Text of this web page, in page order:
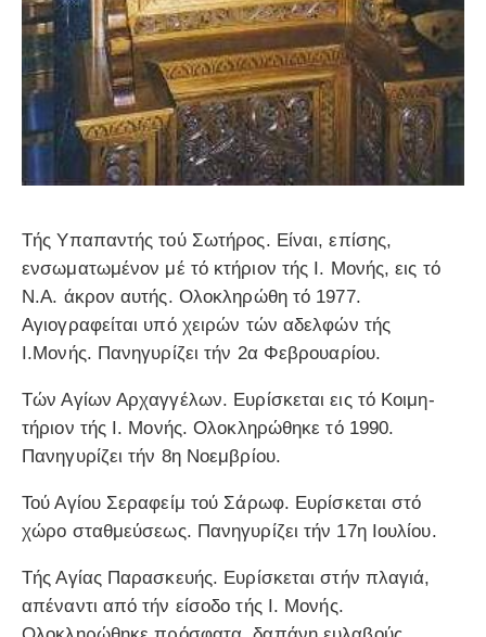
Τής Υπαπαντής τού Σωτήρος. Είναι, επίσης,
ενσωματωμένον μέ τό κτήριον τής Ι. Μονής, εις τό
Ν.Α. άκρον αυτής. Ολοκληρώθη τό 1977.
Αγιογραφείται υπό χειρών τών αδελφών τής
Ι.Μονής. Πανηγυρίζει τήν 2α Φεβρουαρίου.
Τών Αγίων Αρχαγγέλων. Ευρίσκεται εις τό Κοιμη­
τήριον τής Ι. Μονής. Ολοκληρώθηκε τό 1990.
Πανηγυρίζει τήν 8η Νοεμβρίου.
Τού Αγίου Σεραφείμ τού Σάρωφ. Ευρίσκεται στό
χώρο σταθμεύσεως. Πανηγυρίζει τήν 17η Ιουλίου.
Τής Αγίας Παρασκευής. Ευρίσκεται στήν πλαγιά,
απέναντι από τήν είσοδο τής Ι. Μονής.